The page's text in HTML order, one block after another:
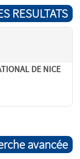
RESULTATS
DE NICE
avancée